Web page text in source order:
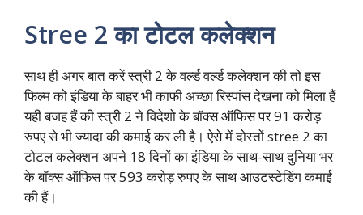
Stree 2 का टोटल कलेक्शन
साथ ही अगर बात करें स्त्री 2 के वर्ल्ड वर्ल्ड कलेक्शन की तो इस
फिल्म को इंडिया के बाहर भी काफी अच्छा रिस्पांस देखना को मिला हैं
यही बजह हैं की स्त्री 2 ने विदेशो के बॉक्स ऑफिस पर 91 करोड़
रुपए से भी ज्यादा की कमाई कर ली है। ऐसे में दोस्तों stree 2 का
टोटल कलेक्शन अपने 18 दिनों का इंडिया के साथ-साथ दुनिया भर
के बॉक्स ऑफिस पर 593 करोड़ रुपए के साथ आउटस्टेडिंग कमाई
की हैं।